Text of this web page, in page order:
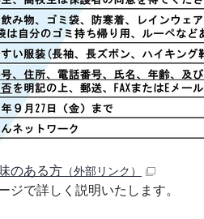
のある方 （外部リンク）
ジで詳しく説明いたします。